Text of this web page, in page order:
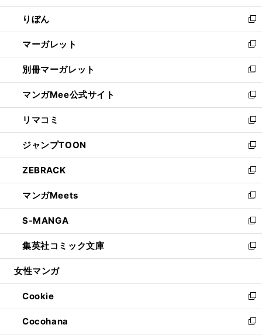
開
く
ウ
で
開
く
ン
ド
ウ
で
開
く
ウ
ィ
ン
ド
ウ
で
開
く
りぼん
新
し
い
ウ
ィ
ン
ド
ウ
で
開
く
マーガレット
新
し
い
ウ
ィ
ン
ド
ウ
で
開
く
別冊マーガレット
新
し
い
ウ
ィ
ン
ド
ウ
で
開
く
マンガMee公式サイト
新
し
い
ウ
ィ
ン
ド
ウ
で
開
く
リマコミ
新
し
い
ウ
ィ
ン
ド
ウ
で
開
く
ジャンプTOON
新
し
い
ウ
ィ
ン
ド
ウ
で
開
ZEBRACK
新
し
い
ウ
ィ
ン
ド
ウ
開
く
マンガMeets
新
し
い
ウ
ィ
ン
ウ
で
開
く
S-MANGA
新
し
い
ウ
ン
ド
ウ
で
集英社コミック文庫
新
し
ウ
ィ
ン
ド
女性マンガ
Cookie
新
し
い
Cocohana
新